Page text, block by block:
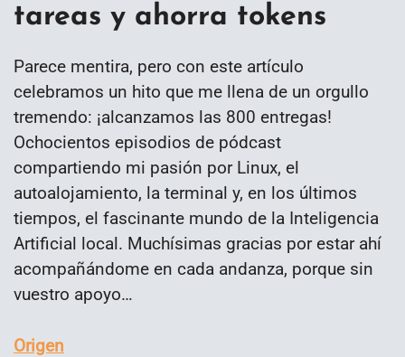
tareas y ahorra tokens
Parece mentira, pero con este artículo
celebramos un hito que me llena de un orgullo
tremendo: ¡alcanzamos las 800 entregas!
Ochocientos episodios de pódcast
compartiendo mi pasión por Linux, el
autoalojamiento, la terminal y, en los últimos
tiempos, el fascinante mundo de la Inteligencia
Artificial local. Muchísimas gracias por estar ahí
acompañándome en cada andanza, porque sin
vuestro apoyo…
Origen